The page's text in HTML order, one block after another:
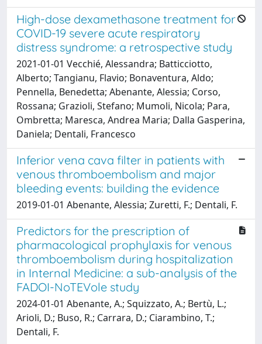
High-dose dexamethasone treatment for
COVID-19 severe acute respiratory
distress syndrome: a retrospective study
2021-01-01 Vecchié, Alessandra; Batticciotto,
Alberto; Tangianu, Flavio; Bonaventura, Aldo;
Pennella, Benedetta; Abenante, Alessia; Corso,
Rossana; Grazioli, Stefano; Mumoli, Nicola; Para,
Ombretta; Maresca, Andrea Maria; Dalla Gasperina,
Daniela; Dentali, Francesco
Inferior vena cava filter in patients with
venous thromboembolism and major
bleeding events: building the evidence
2019-01-01 Abenante, Alessia; Zuretti, F.; Dentali, F.
Predictors for the prescription of
pharmacological prophylaxis for venous
thromboembolism during hospitalization
in Internal Medicine: a sub-analysis of the
FADOI-NoTEVole study
2024-01-01 Abenante, A.; Squizzato, A.; Bertù, L.;
Arioli, D.; Buso, R.; Carrara, D.; Ciarambino, T.;
Dentali, F.